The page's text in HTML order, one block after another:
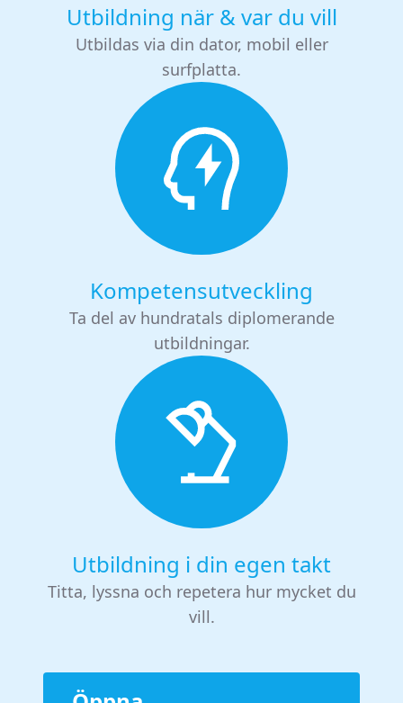
Utbildning när & var du vill
Utbildas via din dator, mobil eller
surfplatta.
Kompetensutveckling
Ta del av hundratals diplomerande
utbildningar.
Utbildning i din egen takt
Titta, lyssna och repetera hur mycket du
vill.